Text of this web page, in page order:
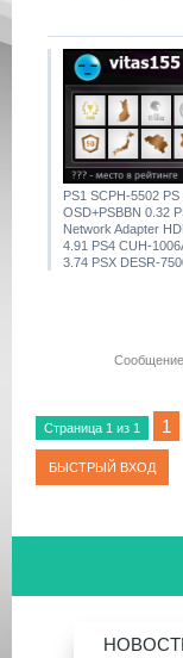
PS1 SCPH-5502
OSD+PSBBN 0.32
Network Adapter
4.91 PS4 CUH-
3.74 PSX DESR-
Сообщение
Страница 1 из 1 1